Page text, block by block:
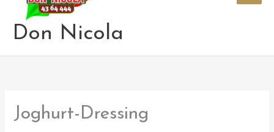
Don Nicola
Joghurt-Dressing